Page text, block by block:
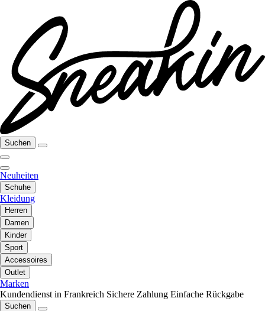
Suchen
Neuheiten
Schuhe
Kleidung
Herren
Damen
Kinder
Sport
Accessoires
Outlet
Marken
Kundendienst in Frankreich Sichere Zahlung Einfache Rückgabe
Suchen